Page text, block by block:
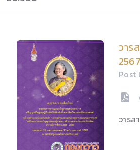
วาร
2567
Post
วารส